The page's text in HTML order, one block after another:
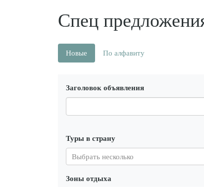
Спец
Новые По алфавиту
Заголовок объявления
Туры в страну
Зоны отдыха